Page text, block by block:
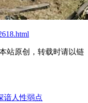
站原创，转载时请以链
谙人性弱点